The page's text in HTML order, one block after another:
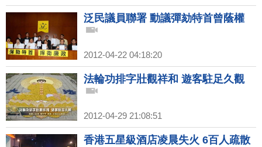
泛民議員聯署 動議彈劾特首曾蔭權
2012-04-22 04:18:20
法輪功排字壯觀祥和 遊客駐足久觀
2012-04-29 21:08:51
香港五星級酒店凌晨失火 6百人疏散